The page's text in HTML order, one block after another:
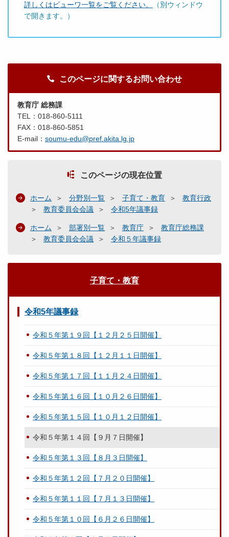
詳しくはビューワ一覧をご覧ください。
（別ウィンドウ
で開きます。）
このページに関するお問い合わせ
教育庁 総務課
TEL：018-860-5111
FAX：018-860-5851
E-mail： soumu-edu@pref.akita.lg.jp
このページの現在位置
ホーム 分野別一覧 子育て・教育
教育行政
教育委員会会議
令和5年議事録
ホーム 部署別一覧 教育庁
教育庁総務課
教育委員会会議
令和５年議事録
子育て・教育
令和5年議事録
令和５年第１９回【１２月２５日開催】
令和５年第１８回【１２月１１日開催】
令和５年第１７回【１１月２４日開催】
令和５年第１６回【１０月２６日開催】
令和５年第１５回【１０月１２日開催】
令和５年第１４回【９月７日開催】
令和５年第１３回【８月３日開催】
令和５年第１２回【７月２０日開催】
令和５年第１１回【７月１３日開催】
令和５年第１０回【６月２６日開催】